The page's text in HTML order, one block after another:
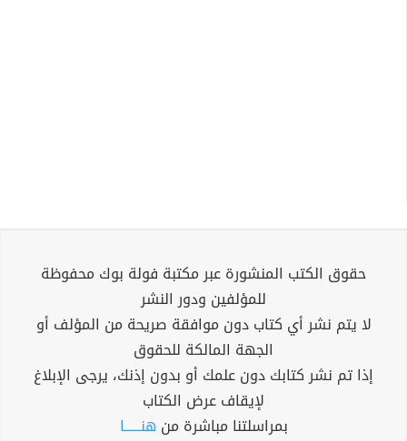
حقوق الكتب المنشورة عبر مكتبة فولة بوك محفوظة
للمؤلفين ودور النشر
لا يتم نشر أي كتاب دون موافقة صريحة من المؤلف أو
الجهة المالكة للحقوق
إذا تم نشر كتابك دون علمك أو بدون إذنك، يرجى الإبلاغ
لإيقاف عرض الكتاب
بمراسلتنا مباشرة من هنــــــا